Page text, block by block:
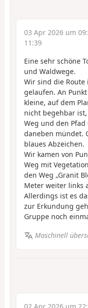
03 Apr 2026 um
11:39
Eine sehr schöne
und Waldwege.
Wir sind die
gelaufen. An
kleine, auf dem
nicht begehbar
Weg und den
daneben mündet.
blaues Abzeichen.
Wir kamen von
Weg mit
den Weg „Granit
Meter weiter links
Allerdings ist es
zur Erkundung
Gruppe noch
Maschinell
02 Apr 2026 um